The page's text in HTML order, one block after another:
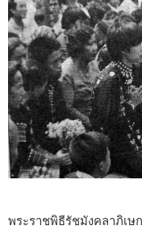
พระราชพิธีรัชมังคลาภิเษ